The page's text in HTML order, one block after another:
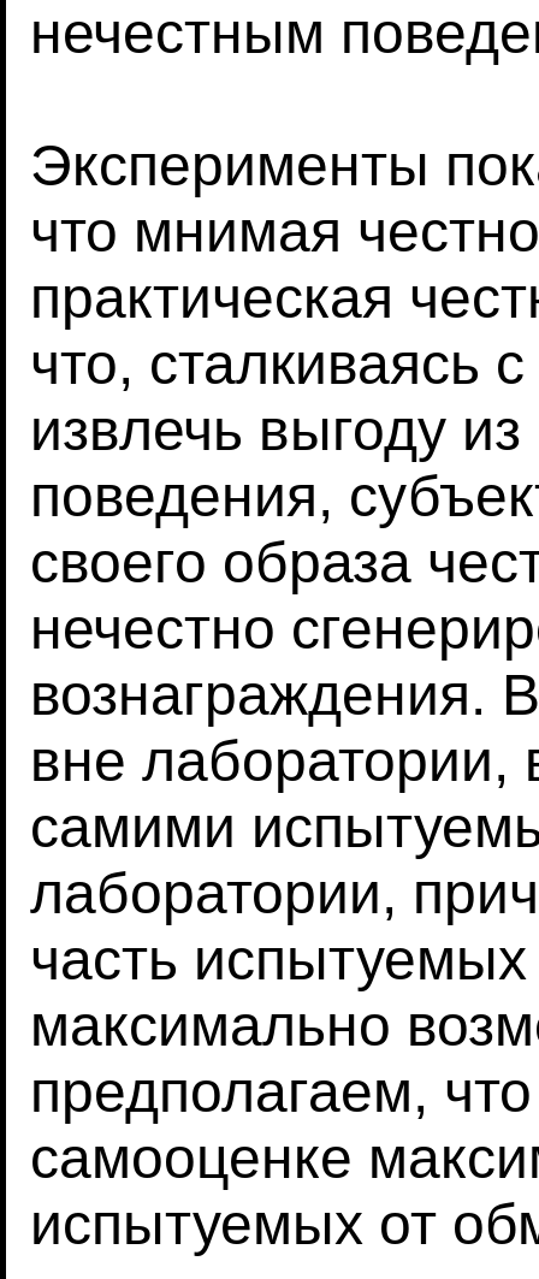
нечестным
Эксперименты
что мнимая
практическая
что, сталкиваясь
извлечь выгоду из
поведения,
своего образа
нечестно
вознаграждения.
вне
самими
лаборатории,
часть
максимально
предполагаем,
самооценке
испытуемых от